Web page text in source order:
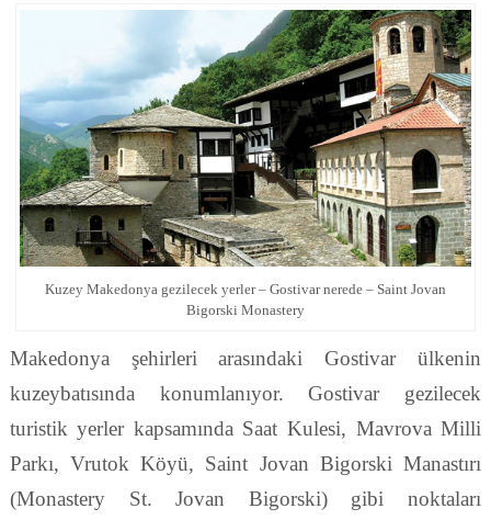
Kuzey Makedonya gezilecek yerler – Gostivar nerede – Saint Jovan
Bigorski Monastery
Makedonya şehirleri arasındaki Gostivar ülkenin
kuzeybatısında konumlanıyor. Gostivar gezilecek
turistik yerler kapsamında Saat Kulesi, Mavrova Milli
Parkı, Vrutok Köyü, Saint Jovan Bigorski Manastırı
(Monastery St. Jovan Bigorski) gibi noktaları